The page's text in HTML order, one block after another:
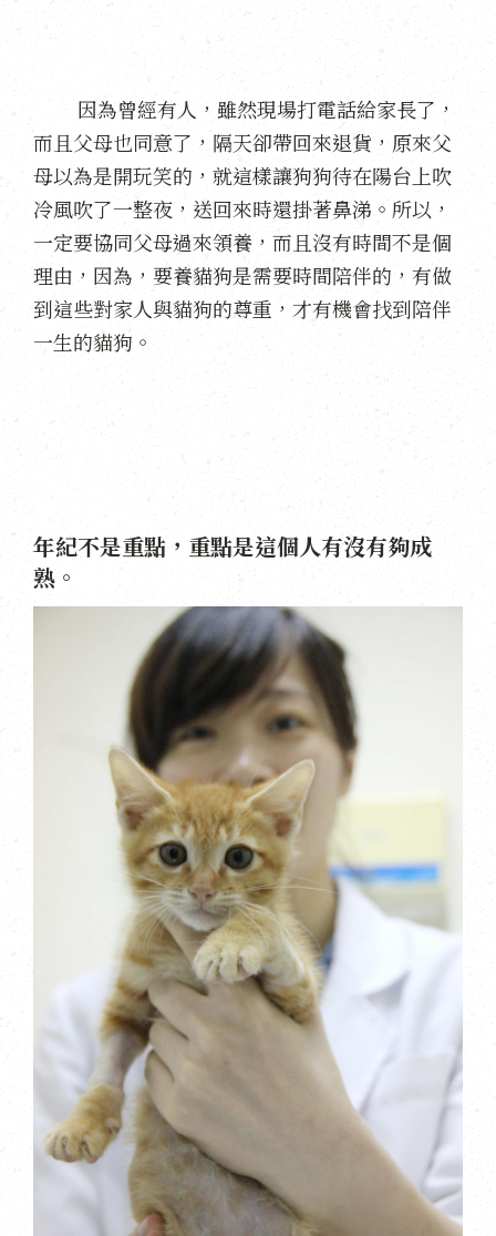
因為曾經有人，雖然現場打電話給家長了，
而且父母也同意了，隔天卻帶回來退貨，原來父
母以為是開玩笑的，就這樣讓狗狗待在陽台上吹
冷風吹了一整夜，送回來時還掛著鼻涕。所以，
一定要協同父母過來領養，而且沒有時間不是個
理由，因為，要養貓狗是需要時間陪伴的，有做
到這些對家人與貓狗的尊重，才有機會找到陪伴
一生的貓狗。
年紀不是重點，重點是這個人有沒有夠成
熟。